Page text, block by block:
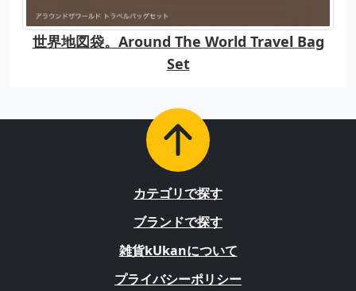
世界地図袋。Around The World Travel Bag
Set
カテゴリで探す
ブランドで探す
雑貨kUkanについて
プライバシーポリシー